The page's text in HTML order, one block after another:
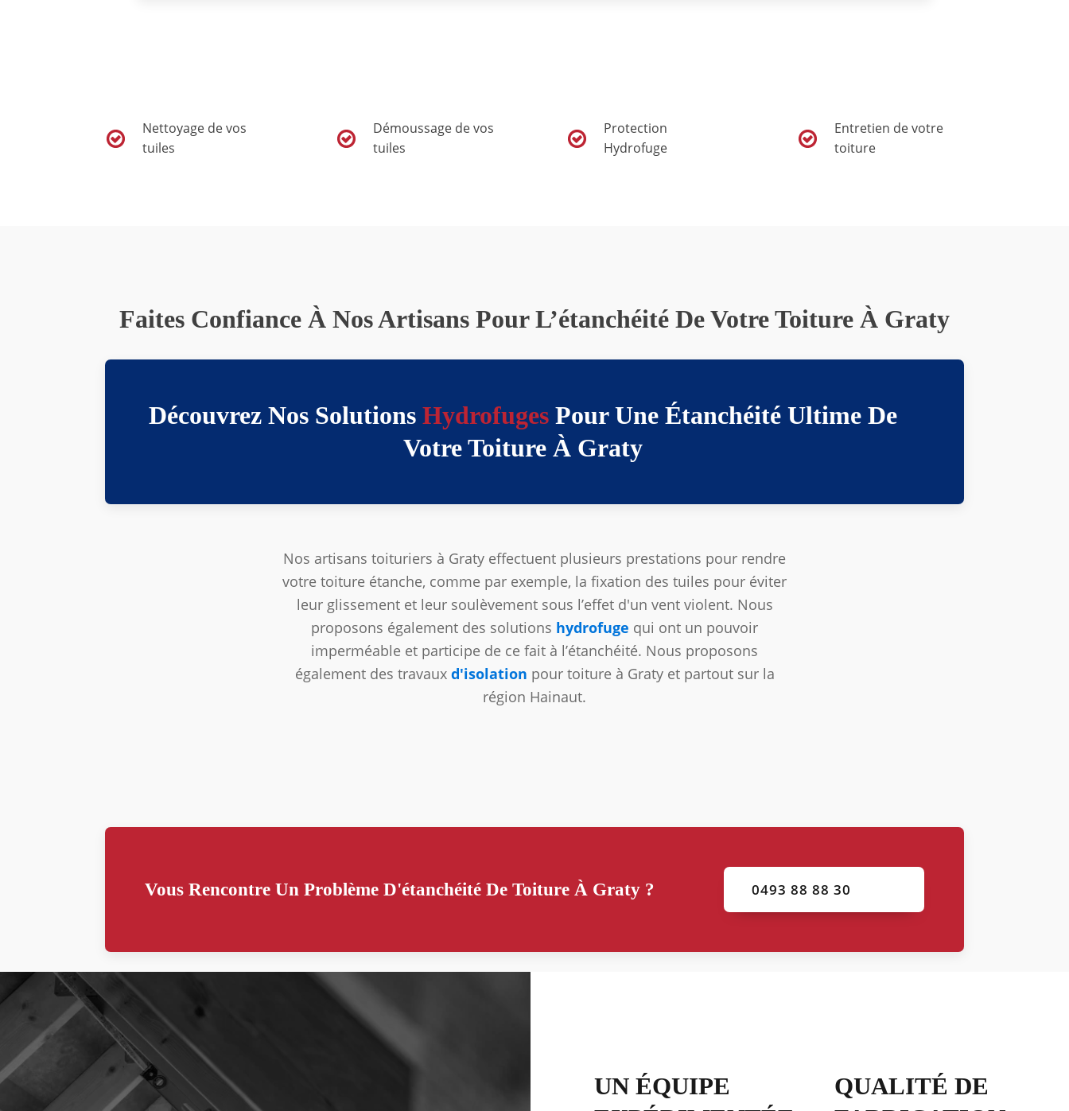
Nettoyage de vos
tuiles
Démoussage de vos
tuiles
Protection
Hydrofuge
Entretien de votre
toiture
Faites Confiance À Nos Artisans Pour L’étanchéité De Votre Toiture À Graty
Découvrez Nos Solutions HydrofugesPour Une Étanchéité Ultime De
Votre Toiture À Graty
Nos artisans toituriers à Graty effectuent plusieurs prestations pour rendre
votre toiture étanche, comme par exemple, la fixation des tuiles pour éviter
leur glissement et leur soulèvement sous l’effet d'un vent violent. Nous
proposons également des solutions hydrofuge qui ont un pouvoir
imperméable et participe de ce fait à l’étanchéité. Nous proposons
également des travaux d'isolation pour toiture à Graty et partout sur la
région Hainaut.
Vous Rencontre Un Problème D'étanchéité De Toiture À Graty ? 0493 88 88 30
UN ÉQUIPE
QUALITÉ DE